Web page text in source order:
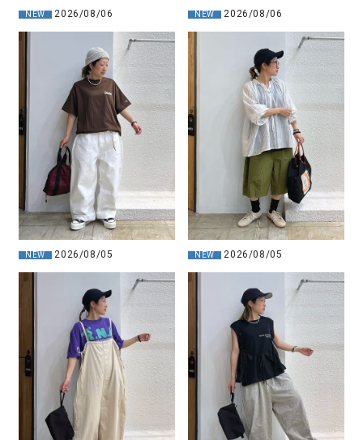
NEW 2026/08/06 NEW 2026/08/06
NEW 2026/08/05 NEW 2026/08/05